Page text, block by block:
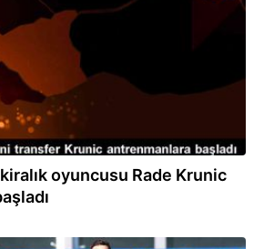
oyuncusu Rade Krunic